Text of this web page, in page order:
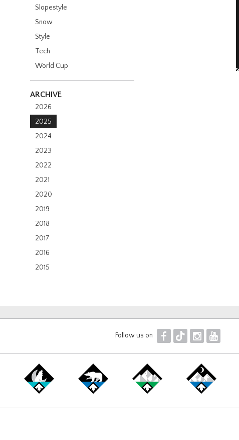
Slopestyle
Snow
Style
Tech
World Cup
ARCHIVE
2026
2025
2024
2023
2022
2021
2020
2019
2018
2017
2016
2015
Follow us on F T I Y